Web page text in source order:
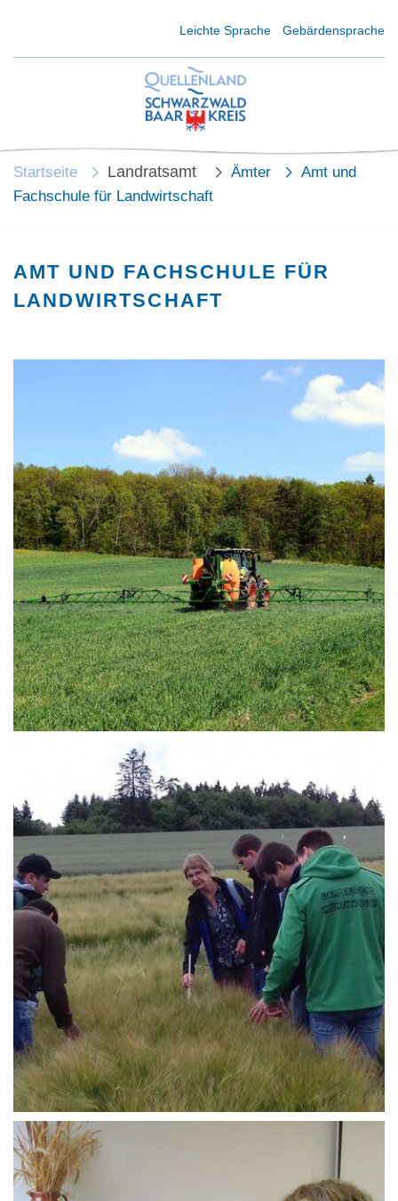
Leichte Sprache Gebärdensprache
Startseite Landratsamt Ämter
Amt und
Fachschule für Landwirtschaft
AMT UND FACHSCHULE FÜR
LANDWIRTSCHAFT